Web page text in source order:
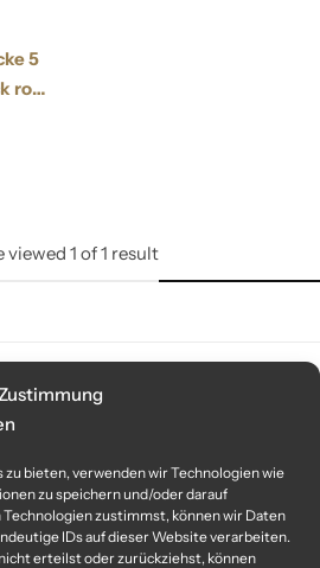
bieten, verwenden wir Technologien wie
zu speichern und/oder darauf
zustimmst, können wir Daten
IDs auf dieser Website verarbeiten.
erteilst oder zurückziehst, können
5
rot
viewed 1 of1 result
da: